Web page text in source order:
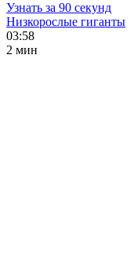
Узнать за 90 секунд
Низкорослые гиганты
03:58
2 мин